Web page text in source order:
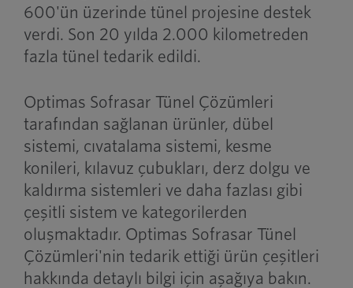
600'ün üzerinde tünel projesine destek
verdi. Son 20 yılda 2.000 kilometreden
fazla tünel tedarik edildi.
Optimas Sofrasar Tünel Çözümleri
tarafından sağlanan ürünler, dübel
sistemi, cıvatalama sistemi, kesme
konileri, kılavuz çubukları, derz dolgu ve
kaldırma sistemleri ve daha fazlası gibi
çeşitli sistem ve kategorilerden
oluşmaktadır. Optimas Sofrasar Tünel
Çözümleri'nin tedarik ettiği ürün çeşitleri
hakkında detaylı bilgi için aşağıya bakın.